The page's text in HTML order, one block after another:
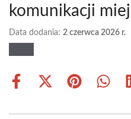
komunikacji
Data dodania: 2 czerwca 2026 r.
Share
Share
(Twitter)
Share Share